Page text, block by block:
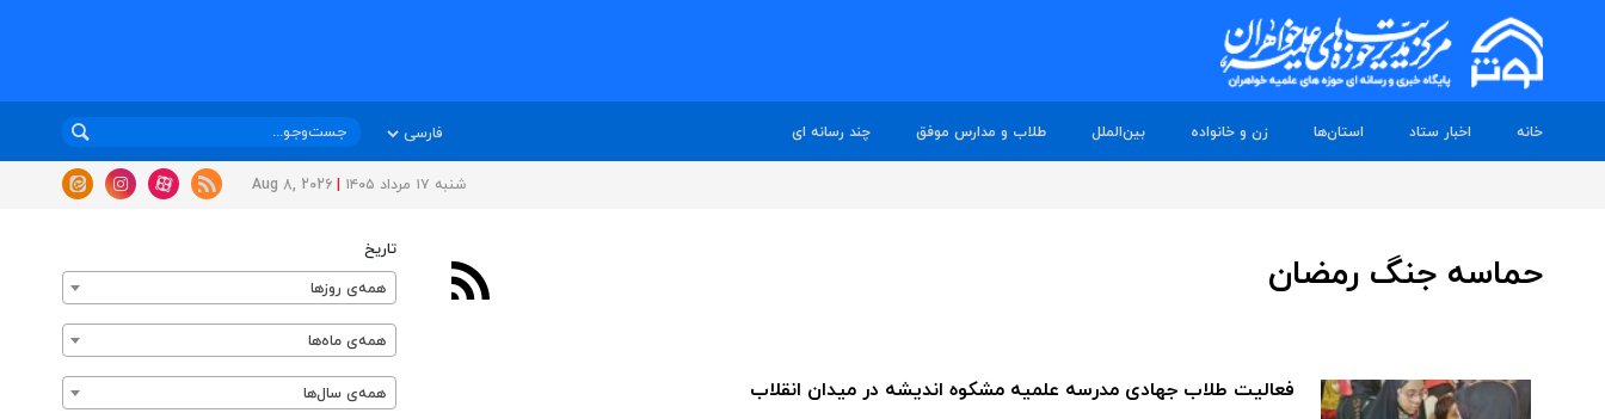
خانه اخبار ستاد استان‌ها زن و خانواده بین‌الملل طلاب و مدارس موفق چند رسانه ای
شنبه ۱۷ مرداد ۱۴۰۵ Aug 8, 2026
حماسه جنگ رمضان
فعالیت طلاب جهادی مدرسه علمیه مشکوه اندیشه در میدان انقلاب
تاریخ
همه‌ی روزها
همه‌ی ماه‌ها
همه‌ی سال‌ها